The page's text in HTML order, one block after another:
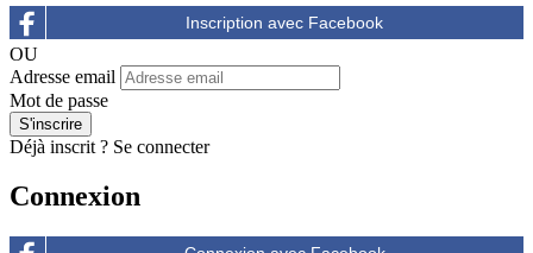
OU
Adresse email
Mot de passe
Déjà inscrit ? Se connecter
Connexion